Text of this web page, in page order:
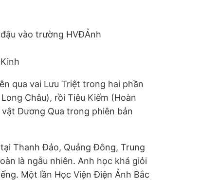
vào trường HVĐẢnh
qua vai Lưu Triệt trong hai phần
Long Châu), rồi Tiêu Kiếm (Hoàn
Dương Qua trong phiên bản
Thanh Đảo, Quảng Đông, Trung
là ngẫu nhiên. Anh học khá giỏi
Một lần Học Viện Điện Ảnh Bắc